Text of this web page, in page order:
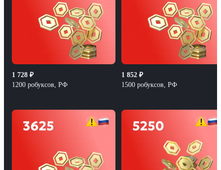
1 728 ₽
1200 робуксов, РФ
1 852 ₽
1500 робуксов, РФ